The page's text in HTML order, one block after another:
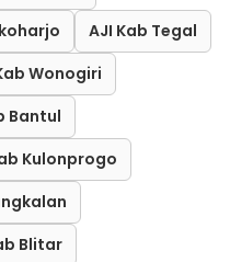
AJI Kab Tegal
Wonogiri
Bantul
Kulonprogo
Blitar